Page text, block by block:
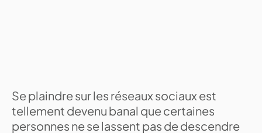
Se plaindre sur les réseaux sociaux est
tellement devenu banal que certaines
personnes ne se lassent pas de descendre